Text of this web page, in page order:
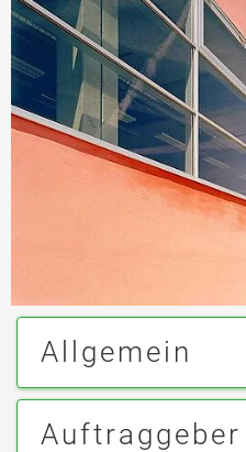
Allgemein
Auftraggeber